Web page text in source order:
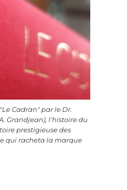
Cadran" par le Dr.
Grandjean), l'histoire du
prestigieuse des
qui racheta la marque